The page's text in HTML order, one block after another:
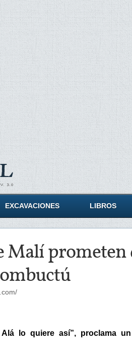
EXCAVACIONES LIBROS
Malí
lo quiere así”, proclama